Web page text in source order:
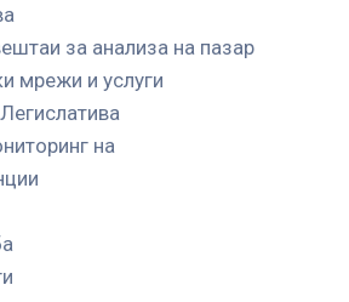
за анализа на пазар
мрежи и услуги
на